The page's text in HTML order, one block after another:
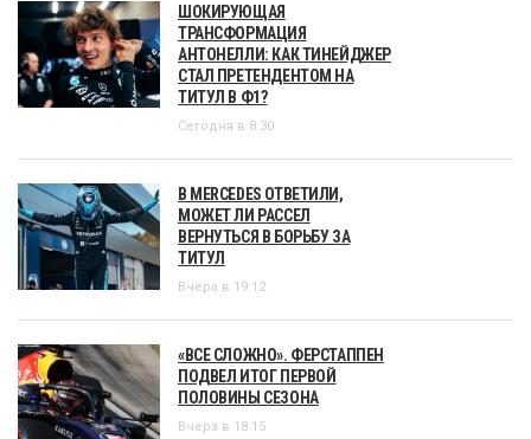
ШОКИРУЮЩАЯ
ТРАНСФОРМАЦИЯ
АНТОНЕЛЛИ: КАК ТИНЕЙДЖЕР
СТАЛ ПРЕТЕНДЕНТОМ НА
ТИТУЛ В Ф1?
Сегодня в 8:30
В MERCEDES ОТВЕТИЛИ,
МОЖЕТ ЛИ РАССЕЛ
ВЕРНУТЬСЯ В БОРЬБУ ЗА
ТИТУЛ
Вчера в 19:12
«ВСЕ СЛОЖНО». ФЕРСТАППЕН
ПОДВЕЛ ИТОГ ПЕРВОЙ
ПОЛОВИНЫ СЕЗОНА
Вчера в 18:15